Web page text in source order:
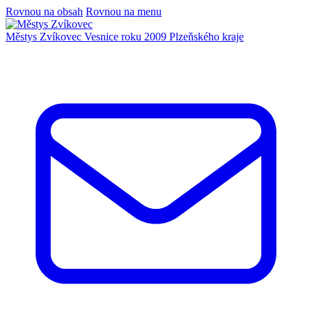
Rovnou na obsah Rovnou na menu
Městys Zvíkovec Vesnice roku 2009 Plzeňského kraje